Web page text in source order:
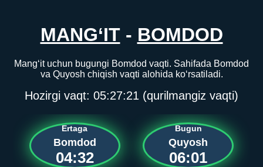
MANG‘IT- BOMDOD
Mang‘it uchun bugungi Bomdod vaqti. Sahifada Bomdod
va Quyosh chiqish vaqti alohida ko‘rsatiladi.
Hozirgi vaqt: 05:27:22 (qurilmangiz vaqti)
Ertaga
Bomdod
04:32
Bugun
Quyosh
06:01